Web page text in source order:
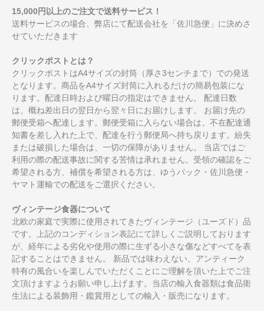
15,000円以上のご注文で送料サービス！
送料サービスの場合、弊店にて配送会社を「佐川急便」に決めさ
せていただきます
クリックポストとは？
クリックポストはA4サイズの封筒（厚さ3センチまで）での発送
となります。商品をA4サイズ封筒に入れるだけの簡易包装にな
ります。配達日時および曜日の指定はできません。 配達日数
は、概ね差出日の翌日から翌々日にお届けします。 お届け先の
郵便受箱へ配達します。郵便受箱に入らない場合は、不在配達通
知書を差し入れた上で、配達を行う郵便局へ持ち戻ります。紛失
または破損した場合は、一切の保障がありません。 当店ではご
利用の際の配送事故に関する苦情は承れません。受領の確認をご
希望される方、補償を希望される方は、ゆうパック・佐川急便・
ヤマト運輸での配送をご選択ください。
ヴィンテージ食器について
北欧の家庭で実際に使用されてきたヴィンテージ（ユーズド）品
です。上記のコンディション表記にて詳しくご説明しております
が、経年による劣化や使用の際に生ずる小さな傷などすべてを表
記することはできません。 新品では味わえない、アンティーク
特有の風合いを楽しんでいただくことにご理解を頂いた上でご注
文頂けますようお願い申し上げます。当店の輸入食器類は食品衛
生法による装飾用・鑑賞用としての輸入・販売になります。